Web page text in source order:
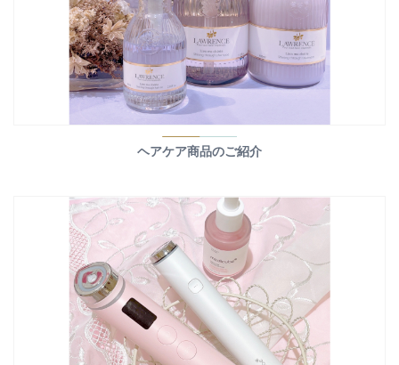
ヘアケア商品のご紹介